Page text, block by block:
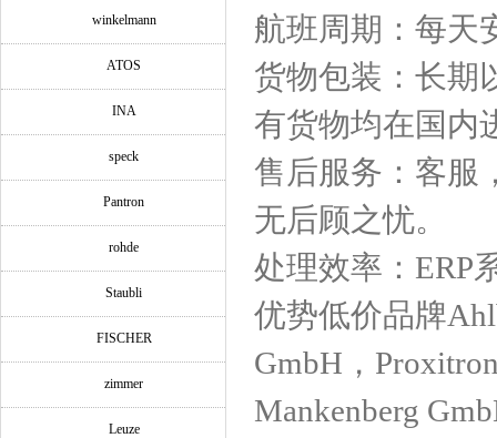
winkelmann
ATOS
INA
speck
Pantron
rohde
Staubli
FISCHER
zimmer
Leuze
航班周期：每天
货物包装：长期
有货物均在国内
售后服务：客服
无后顾之忧。
处理效率：ERP
优势低价品牌
GmbH，
Mankenberg